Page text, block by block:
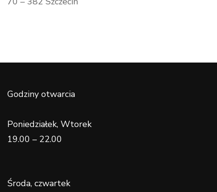
Godziny otwarcia
Poniedziałek, Wtorek
19.00 – 22.00
Środa, czwartek